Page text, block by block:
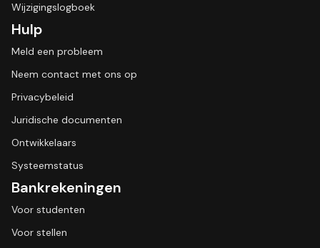
Wijzigingslogboek
Hulp
Meld een probleem
Neem contact met ons op
Privacybeleid
Juridische documenten
Ontwikkelaars
Systeemstatus
Bankrekeningen
Voor studenten
Voor stellen